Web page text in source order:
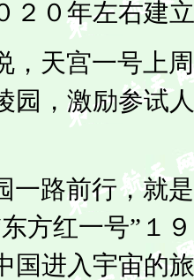
２０年左右建
天宫一号上
园，激励参试
路前行，就是
方红一号”１
国进入宇宙的